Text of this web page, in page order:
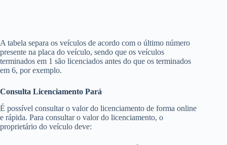
A tabela separa os veículos de acordo com o último número
presente na placa do veículo, sendo que os veículos
terminados em 1 são licenciados antes do que os terminados
em 6, por exemplo.
Consulta Licenciamento Pará
É possível consultar o valor do licenciamento de forma online
e rápida. Para consultar o valor do licenciamento, o
proprietário do veículo deve: